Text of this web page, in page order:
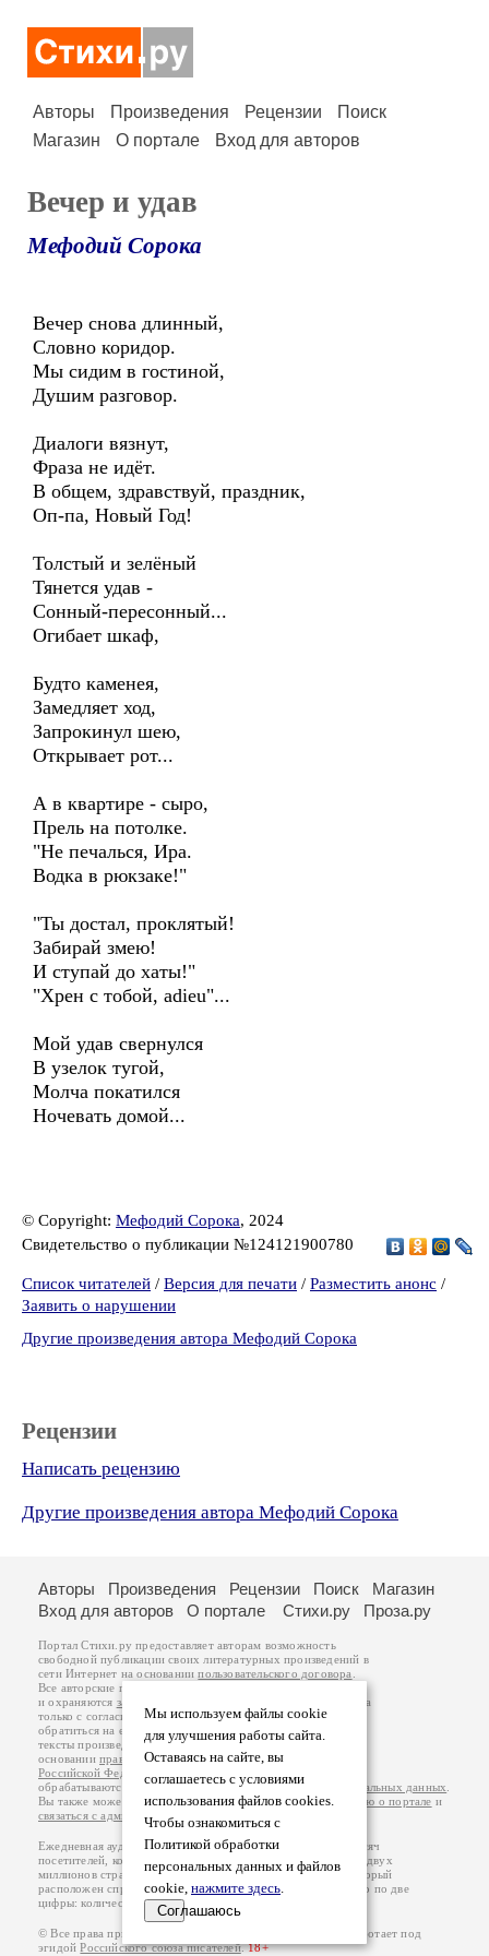
Авторы Произведения Рецензии
Поиск
Магазин
О портале Вход для авторов
Вечер и удав
Мефодий Сорока
Вечер снова длинный,
Словно коридор.
Мы сидим в гостиной,
Душим разговор.
Диалоги вязнут,
Фраза не идёт.
В общем, здравствуй, праздник,
Оп-па, Новый Год!
Толстый и зелёный
Тянется удав -
Сонный-пересонный...
Огибает шкаф,
Будто каменея,
Замедляет ход,
Запрокинул шею,
Открывает рот...
А в квартире - сыро,
Прель на потолке.
"Не печалься, Ира.
Водка в рюкзаке!"
"Ты достал, проклятый!
Забирай змею!
И ступай до хаты!"
"Хрен с тобой, adieu"...
Мой удав свернулся
В узелок тугой,
Молча покатился
Ночевать домой...
© Copyright: Мефодий Сорока, 2024
Свидетельство о публикации №124121900780
Список читателей / Версия для печати / Разместить анонс /
Заявить о нарушении
Другие произведения автора Мефодий Сорока
Рецензии
Написать рецензию
Другие произведения автора Мефодий Сорока
Мы используем файлы cookie
для улучшения работы сайта.
Оставаясь на сайте, вы
соглашаетесь с условиями
использования файлов cookies.
Чтобы ознакомиться с
Политикой обработки
персональных данных и файлов
cookie, нажмите здесь.
Соглашаюсь
Авторы Произведения Рецензии Поиск
Магазин
Вход для авторов
О портале Стихи.ру Проза.ру
Портал Стихи.ру предоставляет авторам возможность
свободной публикации своих литературных произведений в
сети Интернет на основаниипользовательского договора
Все авторские права на произведения принадлежат авторам
и охраняются законом
. Перепечатка произведений возможна
только с согласия его автора, к которому вы можете
обратиться на его авторской странице. Ответственность за
тексты произведений авторы несут самостоятельно на
основанииправил публикацииизаконодательства
Российской Федерации
обрабатываются на основанииПолитики обработки персональных данных
Вы также можете посмотреть более подробнуюинформацию о портале и
связаться с администрацией
Ежедневная аудитория портала Стихи.ру – порядка 200 тысяч
посетителей, которые в общей сумме просматривают более двух
миллионов страниц по данным счетчика посещаемости, который
расположен справа от этого текста. В каждой графе указано по две
цифры: количество просмотров и количество посетителей.
© Все права принадлежат авторам, 2000-2026. Портал работает под
эгидойРоссийского союза писателей.18+